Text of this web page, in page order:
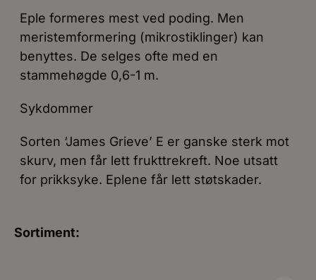
Eple formeres mest ved poding. Men
meristemformering (mikrostiklinger) kan
benyttes. De selges ofte med en
stammehøgde 0,6-1 m.
Sykdommer
Sorten ‘James Grieve’ E er ganske sterk mot
skurv, men får lett frukttrekreft. Noe utsatt
for prikksyke. Eplene får lett støtskader.
Sortiment: